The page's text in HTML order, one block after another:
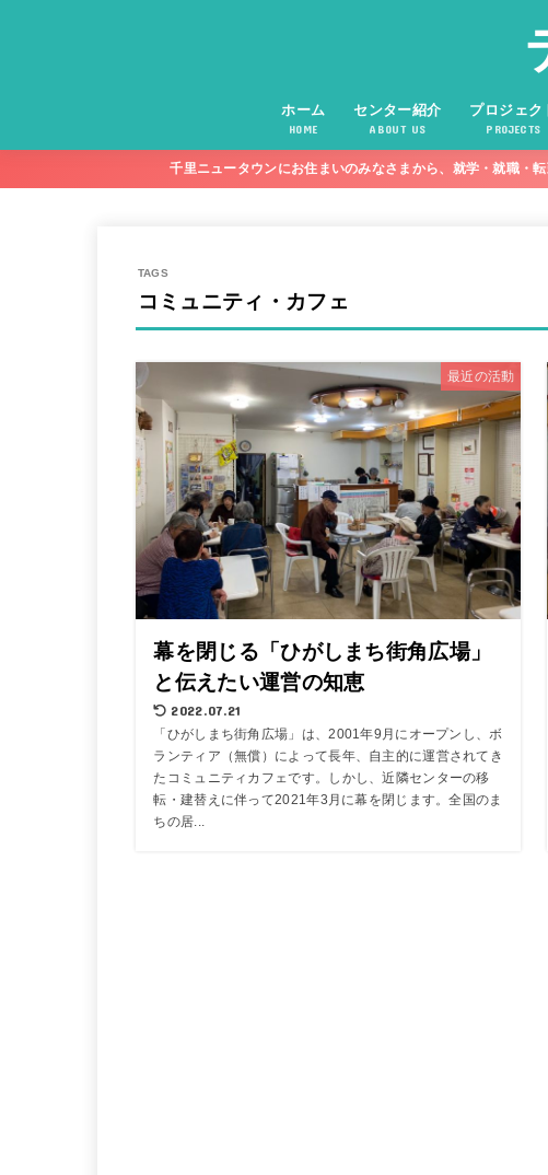
ホーム
HOME
センター紹介
ABOUT US
プロジェク
PROJECTS
千里ニュータウンにお住まいのみなさまから、就学・就職・
コミュニティ・カフェ
最近の活動
幕を閉じる「ひがしまち街角広場」
と伝えたい運営の知恵
2022.07.21
「ひがしまち街角広場」は、2001年9月にオープンし、ボ
ランティア（無償）によって長年、自主的に運営されてき
たコミュニティカフェです。しかし、近隣センターの移
転・建替えに伴って2021年3月に幕を閉じます。全国のま
ちの居...